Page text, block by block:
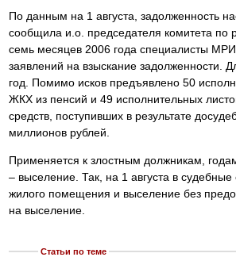
По данным на 1 августа, задолженность
сообщила и.о. председателя комитета по
семь месяцев 2006 года специалисты
заявлений на взыскание задолженности.
год. Помимо исков предъявлено 50
ЖКХ из пенсий и 49 исполнительных
средств, поступивших в результате
миллионов рублей.
Применяется к злостным должникам,
– выселение. Так, на 1 августа в
жилого помещения и выселение без
на выселение.
Статьи по теме